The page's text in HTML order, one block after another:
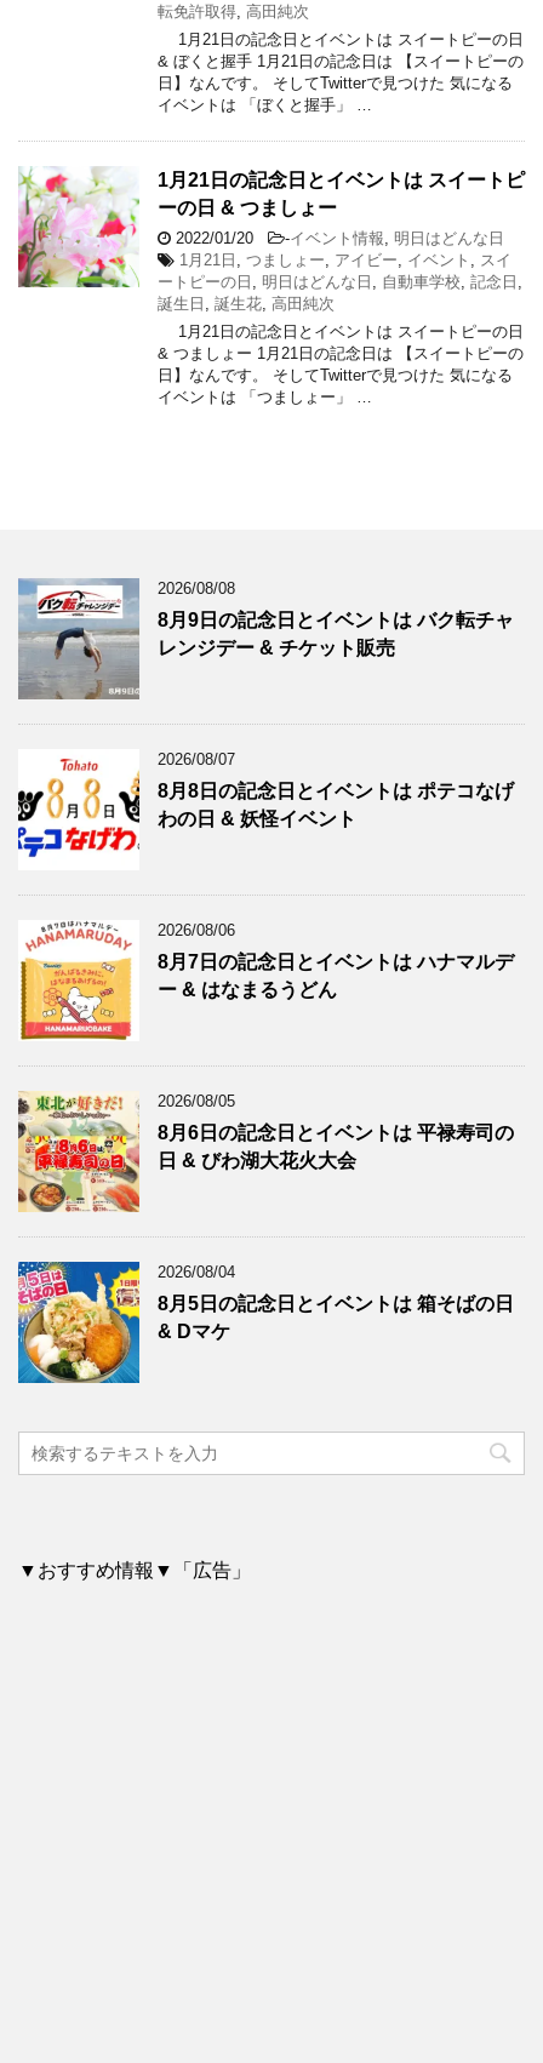
転免許取得 高田純次
1月21日の記念日とイベントは スイートピーの日
& ぼくと握手 1月21日の記念日は 【スイートピーの
日】なんです。 そしてTwitterで見つけた 気になる
イベントは 「ぼくと握手」 …
1月21日の記念日とイベントは スイートピ
ーの日 & つましょー
2022/01/20 -イベント情報 明日はどんな日
1月21日
つましょー アイビー イベント
スイ
ートピーの日
明日はどんな日 自動車学校 記念日
誕生日
誕生花 高田純次
1月21日の記念日とイベントは スイートピーの日
& つましょー 1月21日の記念日は 【スイートピーの
日】なんです。 そしてTwitterで見つけた 気になる
イベントは 「つましょー」 …
2026/08/08
8月9日の記念日とイベントは バク転チャ
レンジデー & チケット販売
2026/08/07
8月8日の記念日とイベントは ポテコなげ
わの日 & 妖怪イベント
2026/08/06
8月7日の記念日とイベントは ハナマルデ
ー & はなまるうどん
2026/08/05
8月6日の記念日とイベントは 平禄寿司の
日 & びわ湖大花火大会
2026/08/04
8月5日の記念日とイベントは 箱そばの日
& Dマケ
▼おすすめ情報▼「広告」